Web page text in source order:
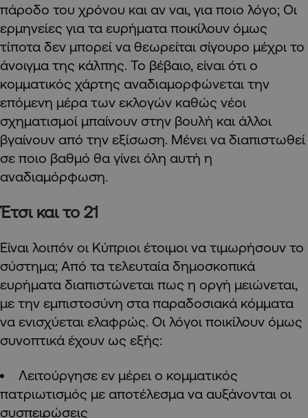
πάροδο του χρόνου και αν ναι, για ποιο λόγο; Οι
ερμηνείες για τα ευρήματα ποικίλουν όμως
τίποτα δεν μπορεί να θεωρείται σίγουρο μέχρι το
άνοιγμα της κάλπης. Το βέβαιο, είναι ότι ο
κομματικός χάρτης αναδιαμορφώνεται την
επόμενη μέρα των εκλογών καθώς νέοι
σχηματισμοί μπαίνουν στην βουλή και άλλοι
βγαίνουν από την εξίσωση. Μένει να διαπιστωθεί
σε ποιο βαθμό θα γίνει όλη αυτή η
αναδιαμόρφωση.
Έτσι και το 21
Είναι λοιπόν οι Κύπριοι έτοιμοι να τιμωρήσουν το
σύστημα; Από τα τελευταία δημοσκοπικά
ευρήματα διαπιστώνεται πως η οργή μειώνεται,
με την εμπιστοσύνη στα παραδοσιακά κόμματα
να ενισχύεται ελαφρώς. Οι λόγοι ποικίλουν όμως
συνοπτικά έχουν ως εξής:
Λειτούργησε εν μέρει ο κομματικός
πατριωτισμός με αποτέλεσμα να αυξάνονται οι
συσπειρώσεις